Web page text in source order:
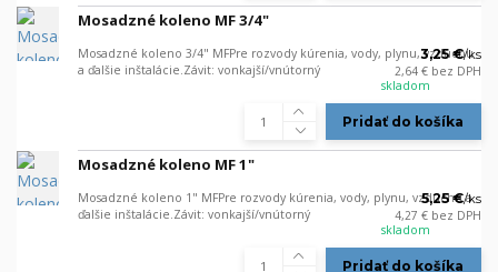
Mosadzné koleno MF 3/4"
Mosadzné koleno 3/4" MFPre rozvody kúrenia, vody, plynu, vzduchu
a ďalšie inštalácie.Závit: vonkajší/vnútorný
3,25 €/ks
2,64 € bez DPH
skladom
Pridať do košíka
Mosadzné koleno MF 1"
Mosadzné koleno 1" MFPre rozvody kúrenia, vody, plynu, vzduchu a
ďalšie inštalácie.Závit: vonkajší/vnútorný
5,25 €/ks
4,27 € bez DPH
skladom
Pridať do košíka